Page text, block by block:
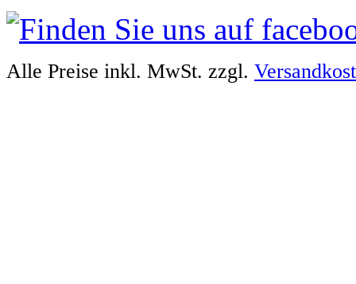
Alle Preise inkl. MwSt. zzgl.